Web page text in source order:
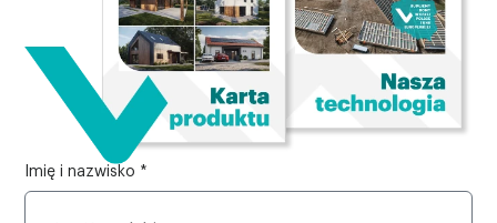
Imię i nazwisko *